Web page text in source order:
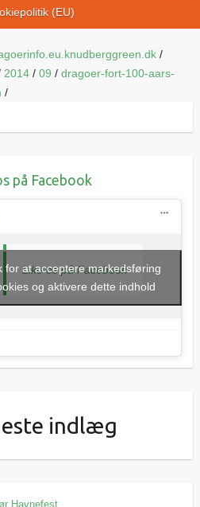
(EU)
/
2014/ 09 / dragoer-fort-100-aars-
/
på Facebook
Like os på Facebook
for at acceptere markedsføring
og aktivere dette indhold
indlæg
Havnefest